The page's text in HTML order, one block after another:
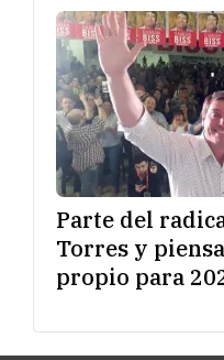
Parte del
Torres y
propio para